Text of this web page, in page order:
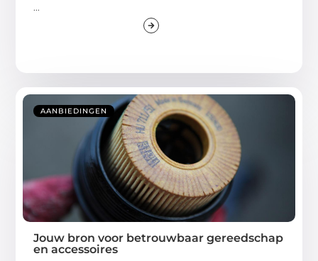
...
AANBIEDINGEN
Jouw bron voor betrouwbaar gereedschap
en accessoires